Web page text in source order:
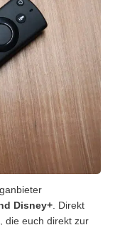
Disney+ . Direkt
die euch direkt zur